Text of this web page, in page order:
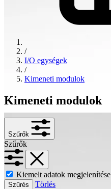
/
I/O egységek
/
Kimeneti modulok
Kimeneti modulok
Szűrők
Szűrők
Kiemelt adatok megjelenítése
Szűrés
Törlés